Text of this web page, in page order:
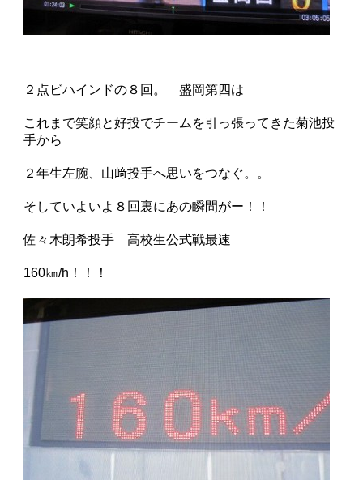
２点ビハインドの８回。 盛岡第四は
これまで笑顔と好投でチームを引っ張ってきた菊池投
手から
２年生左腕、山﨑投手へ思いをつなぐ。。
そしていよいよ８回裏にあの瞬間がー！！
佐々木朗希投手 高校生公式戦最速
160㎞/h！！！